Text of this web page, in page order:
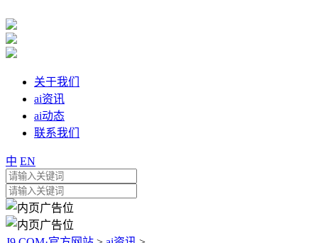
关于我们
ai资讯
ai动态
联系我们
中 EN